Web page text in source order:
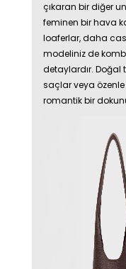
çıkaran bir diğer
feminen bir hava
loaferlar, daha
modeliniz de
detaylardır.
saçlar veya özenle
romantik bir